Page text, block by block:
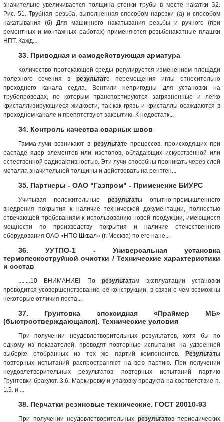
значительно увеличивается толщина стенки трубы в месте накатки S2.
Рис. 51. Трубная резьба, выполненная способом нарезки (а) и способом
накатывания (б) Для машинного накатывания резьбы и ручного (при
ремонтных и монтажных работах) применяются резьбонакатные плашки
НПТ. Кажд...
33. Приводная и самодействующая арматура
Количество протекающей среды регулируется изменением площади
полезного сечения в результате перемещения иглы относительно
проходного канала седла. Вентили непригодны для установки на
трубопроводах, по которым транспортируются загрязненные и легко
кристаллизирующиеся жидкости, так как грязь и кристаллы осаждаются в
проходном канале и препятствуют закрытию. К недостатк...
34. Контроль качества сварных швов
Гамма-лучи возникают в результате процессов, происходящих при
распаде ядер элементов или изотопов, обладающих искусственной или
естественной радиоактивностью. Эти лучи способны проникать через слой
металла значительной толщины и действовать на рентген...
35. Партнеры - ОАО "Газпром" - Применение БИУРС
Учитывая положительные результаты опытно-промышленного
внедрения покрытия к наличие технической документации, полностью
отвечающей требованиям к использованию новой продукции, имеющиеся
мощности по производству покрытия и наличие отечественного
оборудования ОАО «НПО Шквал» (г. Mоcква) по eго нане...
36. УУТПО-1 - Универсальная установка
термопескоструйной очистки / Технические характеристики
и состав
........10 ВНИМАНИЕ! Порезультатам эксплуатации установки
проводится усовершенствование её конструкции, в связи с чем возможны
некоторые отличия поста...
37. Грунтовка эпоксидная «Праймер МБ»
(быстроотверждающаяся). Технические условия
При получении неудовлетворительных результатов, хотя бы по
одному из показателей, проводят повторные испытания на удвоенной
выборке отобранных из тех же партий компонентов. Результаты
повторных испытаний распространяют на всю партию. При получении
неудовлетворительных результатов повторных испытаний партию
Грунтовки бракуют. 3.6. Маркировку и упаковку продукта на соответствие п.
1.5. и ...
38. Перчатки резиновые технические. ГОСТ 20010-93
При получении неудовлетворительных результатов периодических